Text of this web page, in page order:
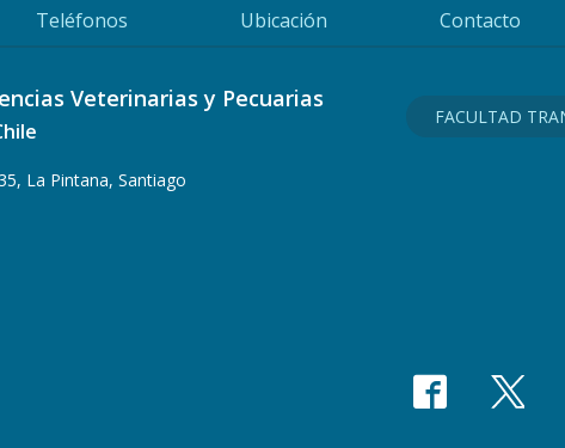
Teléfonos Ubicación Contacto
Veterinarias y Pecuarias
La Pintana, Santiago
FACULTAD